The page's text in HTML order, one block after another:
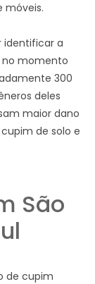
móveis.
identificar a
no momento
300
deles
maior dano
de solo e
São
de cupim